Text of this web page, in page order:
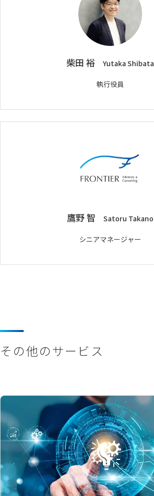
柴田 裕 Yutaka Shibata
執行役員
鷹野 智 Satoru Takano
シニアマネージャー
その他のサービス